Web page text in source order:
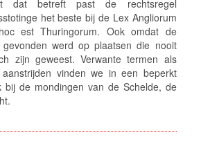
dat betreft past de rechtsregel
het beste bij de Lex Angliorum
est Thuringorum. Ook omdat de
gevonden werd op plaatsen die nooit
zijn geweest. Verwante termen als
vinden we in een beperkt
bij de mondingen van de Schelde, de